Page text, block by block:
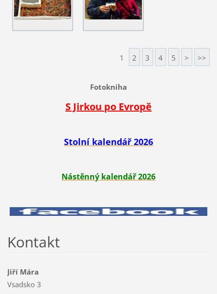
1 2 3 4 5 > >>
Fotokniha
S Jirkou po Evropě
Stolní kalendář 2026
Nástěnný kalendář 2026
Kontakt
Jiří Mára
Vsadsko 3